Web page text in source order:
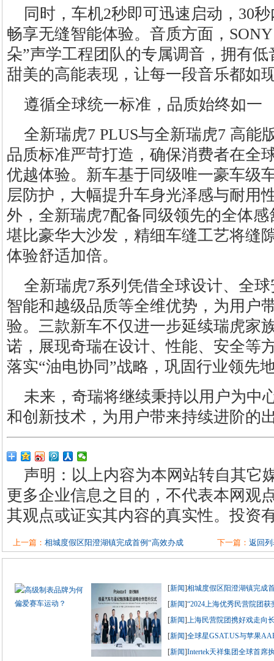
同时，车机2秒即可迅速启动，30
畅享无缝智能体验。音质方面，
朵”声学工程团队的专属调音，拥有
甜美的高能表现，让每一段音乐都如
遵循全球统一标准，品质始终如一
全新瑞虎7 PLUS与全新瑞虎7 高能
品质标准严苛打造，确保消费者在全
优越体验。新车基于同级唯一豪车级
层防护，大幅提升车身光泽感与耐用
外，全新瑞虎7配备同级领先的全体
堪比豪华大沙发，精细车缝工艺将缝
体验舒适加倍。
全新瑞虎7系列凭借全球设计、全
智能和越级品质等全维优势，为用户
验。三款新车不仅进一步延续瑞虎家
诺，展现奇瑞在设计、性能、安全等
落实“油电协同”战略，巩固行业领先
未来，奇瑞将继续秉持以用户为中
和创新技术，为用户带来持续进阶的
声明：以上内容为本网站转自其它
更多企业信息之目的，不代表本网观
其观点或证实其内容的真实性。投资
上一篇： 相城度假区阳澄湖镇完成首例“高效办成 下一篇： 返回
[新闻]相城度假区阳澄湖镇完成
[新闻]“2024上海优秀民营院团
[新闻]上海民营院团携好戏走向
[新闻]全球星GSAT.US与苹果
[新闻]Intertek天祥集团全球首席